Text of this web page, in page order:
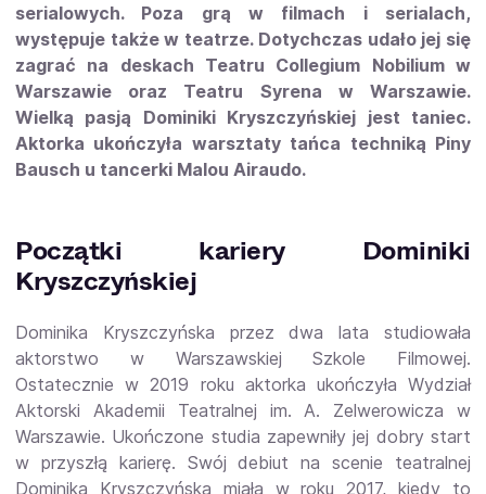
serialowych. Poza grą w filmach i serialach,
występuje także w teatrze. Dotychczas udało jej się
zagrać na deskach Teatru Collegium Nobilium w
Warszawie oraz Teatru Syrena w Warszawie.
Wielką pasją Dominiki Kryszczyńskiej jest taniec.
Aktorka ukończyła warsztaty tańca techniką Piny
Bausch u tancerki Malou Airaudo.
Początki kariery Dominiki
Kryszczyńskiej
Dominika Kryszczyńska przez dwa lata studiowała
aktorstwo w Warszawskiej Szkole Filmowej.
Ostatecznie w 2019 roku aktorka ukończyła Wydział
Aktorski Akademii Teatralnej im. A. Zelwerowicza w
Warszawie. Ukończone studia zapewniły jej dobry start
w przyszłą karierę. Swój debiut na scenie teatralnej
Dominika Kryszczyńska miała w roku 2017, kiedy to